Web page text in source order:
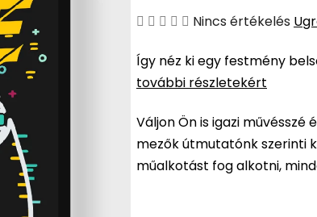
A
átlagos
értékelése
ből
0,0
csillag.
Nincs értékelés
Így néz ki egy festmény
további részletekért
Váljon Ön is igazi
mezők útmutatónk szerinti
műalkotást fog alkotni,